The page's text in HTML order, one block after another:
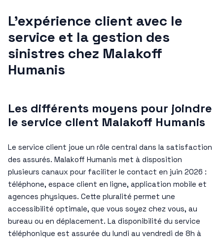
L’expérience client avec le
service et la gestion des
sinistres chez Malakoff
Humanis
Les différents moyens pour joindre
le service client Malakoff Humanis
Le service client joue un rôle central dans la satisfaction
des assurés. Malakoff Humanis met à disposition
plusieurs canaux pour faciliter le contact en juin 2026 :
téléphone, espace client en ligne, application mobile et
agences physiques. Cette pluralité permet une
accessibilité optimale, que vous soyez chez vous, au
bureau ou en déplacement. La disponibilité du service
téléphonique est assurée du lundi au vendredi de 8h à